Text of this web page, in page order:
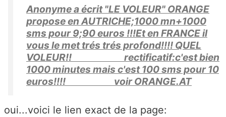
Anonyme a écrit "LE VOLEUR" ORANGE
propose en AUTRICHE;1000 mn+1000
sms pour 9;90 euros !!!Et en FRANCE il
vous le met trés trés profond!!!! QUEL
VOLEUR!! rectificatif:c'est bien
1000 minutes mais c'est 100 sms pour 10
euros!!!! voir ORANGE.AT
oui...voici le lien exact de la page: